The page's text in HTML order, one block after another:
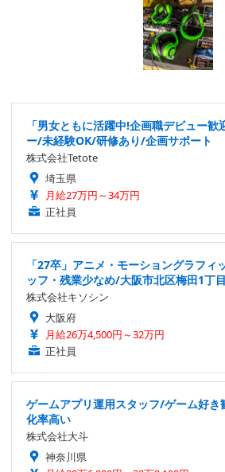
「男女ともに活躍中!企画職デビュー
ー/未経験OK/研修あり/企画サポート
株式会社Tetote
埼玉県
月給27万円～34万円
正社員
「27卒」アニメ・モーショングラフィ
ッフ・残業少なめ/大阪市北区梅田1丁目
株式会社キソシン
大阪府
月給26万4,500円～32万円
正社員
ゲームアプリ運用スタッフ/ゲーム好
化率高い
株式会社大斗
神奈川県